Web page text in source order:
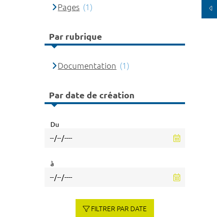
Pages (1)
Par rubrique
Documentation (1)
Par date de création
Du
à
FILTRER PAR DATE